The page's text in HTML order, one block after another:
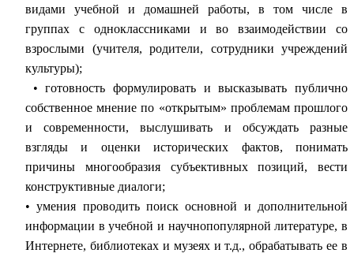
видами учебной и домашней работы, в том числе в
группах с одноклассниками и во взаимодействии со
взрослыми (учителя, родители, сотрудники учреждений
культуры);
• готовность формулировать и высказывать публично
собственное мнение по «открытым» проблемам прошлого
и современности, выслушивать и обсуждать разные
взгляды и оценки исторических фактов, понимать
причины многообразия субъективных позиций, вести
конструктивные диалоги;
• умения проводить поиск основной и дополнительной
информации в учебной и научнопопулярной литературе, в
Интернете, библиотеках и музеях и т.д., обрабатывать ее в